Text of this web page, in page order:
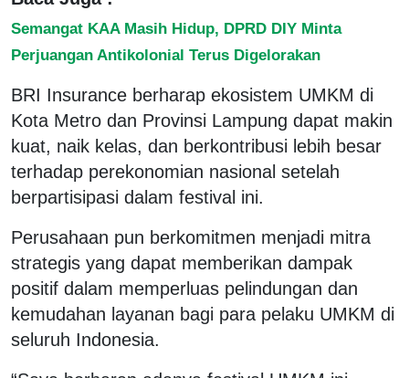
Semangat KAA Masih Hidup, DPRD DIY Minta
Perjuangan Antikolonial Terus Digelorakan
BRI Insurance berharap ekosistem UMKM di
Kota Metro dan Provinsi Lampung dapat makin
kuat, naik kelas, dan berkontribusi lebih besar
terhadap perekonomian nasional setelah
berpartisipasi dalam festival ini.
Perusahaan pun berkomitmen menjadi mitra
strategis yang dapat memberikan dampak
positif dalam memperluas pelindungan dan
kemudahan layanan bagi para pelaku UMKM di
seluruh Indonesia.